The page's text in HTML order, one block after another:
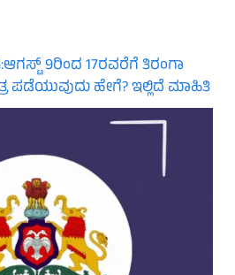
9ರಿಂದ 17ರವರೆಗೆ ತಿರಂಗಾ
ಪಡೆಯುವುದು ಹೇಗೆ? ಇಲ್ಲಿದೆ ಮಾಹಿತಿ